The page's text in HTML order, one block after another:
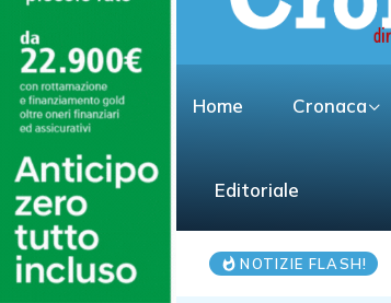
Home Cronaca
Editoriale
NOTIZIE FLASH!